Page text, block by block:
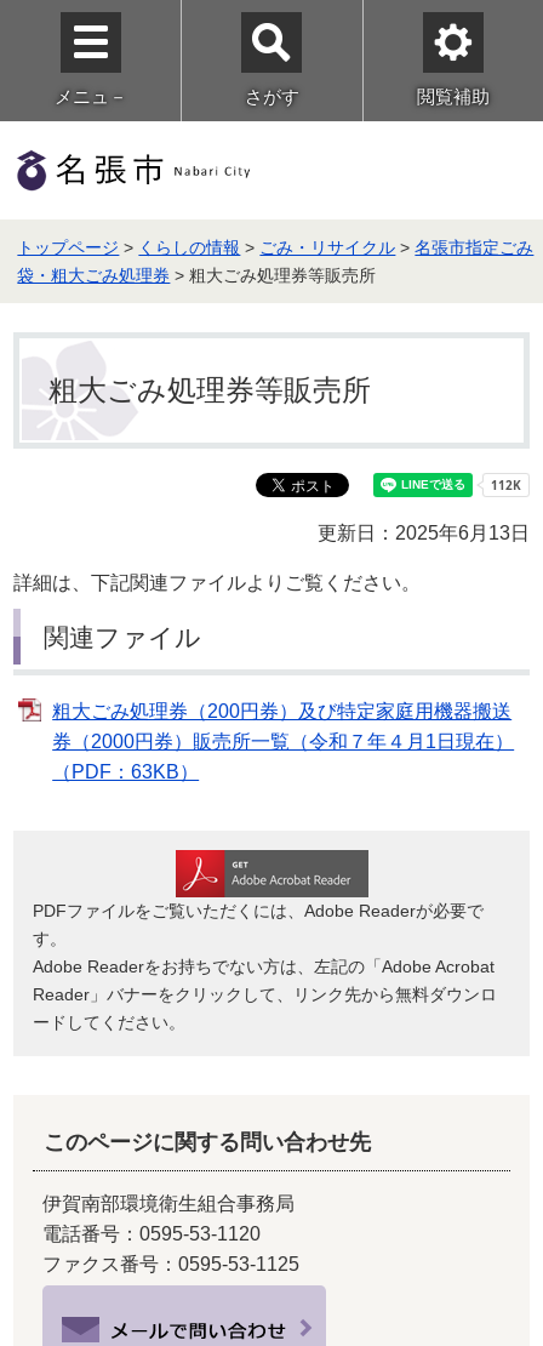
メニュ－ さがす 閲覧補助
トップページ > くらしの情報 > ごみ・リサイクル >名張市指定ごみ
袋・粗大ごみ処理券 > 粗大ごみ処理券等販売所
粗大ごみ処理券等販売所
更新日：2025年6月13日
詳細は、下記関連ファイルよりご覧ください。
関連ファイル
粗大ごみ処理券（200円券）及び特定家庭用機器搬送
券（2000円券）販売所一覧（令和７年４月1日現在）
（PDF：63KB）
PDFファイルをご覧いただくには、Adobe Readerが必要で
す。
Adobe Readerをお持ちでない方は、左記の「Adobe Acrobat
Reader」バナーをクリックして、リンク先から無料ダウンロ
ードしてください。
このページに関する問い合わせ先
伊賀南部環境衛生組合事務局
電話番号：0595-53-1120
ファクス番号：0595-53-1125